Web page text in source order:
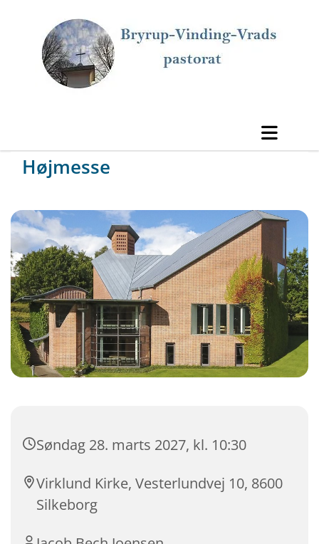
Højmesse
Søndag 28. marts 2027, kl. 10:30
Virklund Kirke, Vesterlundvej 10, 8600
Silkeborg